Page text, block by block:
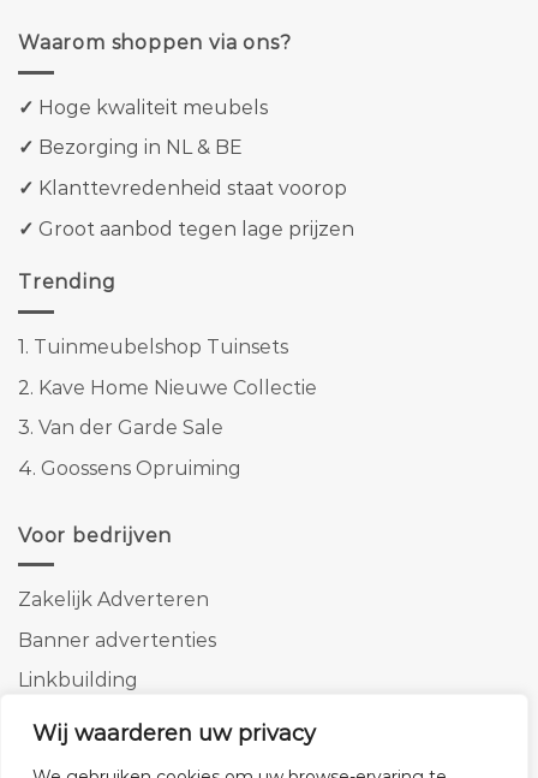
Wij waarderen uw privacy
Waarom shoppen via ons?
✓ Hoge kwaliteit meubels
✓ Bezorging in NL & BE
✓ Klanttevredenheid staat voorop
✓ Groot aanbod tegen lage prijzen
Trending
1. Tuinmeubelshop Tuinsets
2. Kave Home Nieuwe Collectie
3. Van der Garde Sale
4. Goossens Opruiming
Voor bedrijven
Zakelijk Adverteren
Banner advertenties
Linkbuilding
SEO copywriting